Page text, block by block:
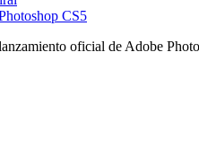
CS5
oficial de Adobe